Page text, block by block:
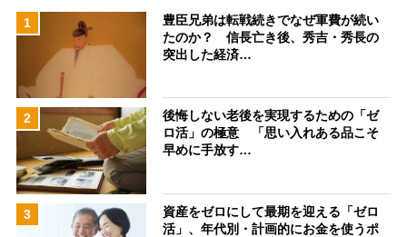
1
豊臣兄弟は転戦続きでなぜ軍費が続い
たのか？ 信長亡き後、秀吉・秀長の
突出した経済…
2
後悔しない老後を実現するための「ゼ
ロ活」の極意 「思い入れある品こそ
早めに手放す…
3
資産をゼロにして最期を迎える「ゼロ
活」、年代別・計画的にお金を使うポ